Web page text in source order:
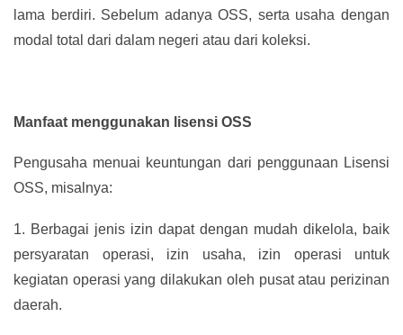
lama berdiri. Sebelum adanya OSS, serta usaha dengan
modal total dari dalam negeri atau dari koleksi.
Manfaat menggunakan lisensi OSS
Pengusaha menuai keuntungan dari penggunaan Lisensi
OSS, misalnya:
1. Berbagai jenis izin dapat dengan mudah dikelola, baik
persyaratan operasi, izin usaha, izin operasi untuk
kegiatan operasi yang dilakukan oleh pusat atau perizinan
daerah.